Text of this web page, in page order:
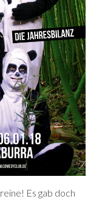
Es gab doch